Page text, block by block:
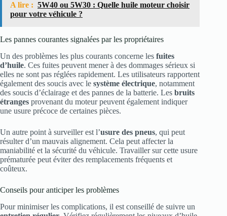
A lire : 5W40 ou 5W30 : Quelle huile moteur choisir
pour votre véhicule ?
Les pannes courantes signalées par les propriétaires
Un des problèmes les plus courants concerne les fuites
d’huile. Ces fuites peuvent mener à des dommages sérieux si
elles ne sont pas réglées rapidement. Les utilisateurs rapportent
également des soucis avec le système électrique, notamment
des soucis d’éclairage et des pannes de la batterie. Les bruits
étranges provenant du moteur peuvent également indiquer
une usure précoce de certaines pièces.
Un autre point à surveiller est l’usure des pneus, qui peut
résulter d’un mauvais alignement. Cela peut affecter la
maniabilité et la sécurité du véhicule. Travailler sur cette usure
prématurée peut éviter des remplacements fréquents et
coûteux.
Conseils pour anticiper les problèmes
Pour minimiser les complications, il est conseillé de suivre un